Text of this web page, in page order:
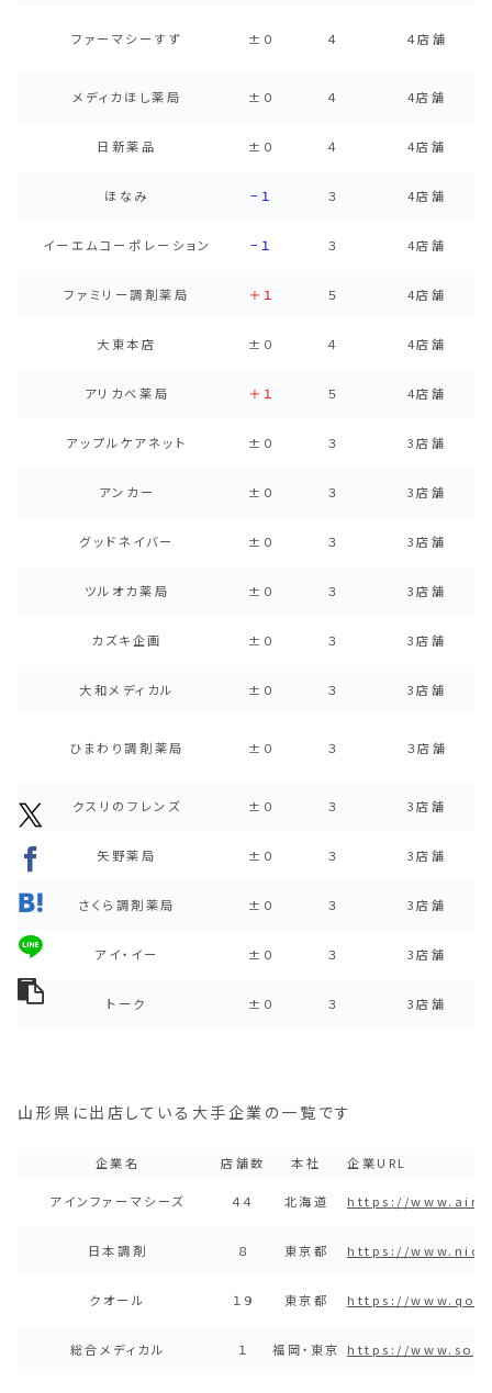
ファーマシーすず ±０ ４ ４店舗
メディカほし薬局 ±０ ４ 4店舗
日新薬品 ±０ ４ 4店舗
ほなみ −１ ３ 4店舗
イーエムコーポレーション −１ ３ 4店舗
ファミリー調剤薬局 ＋１ ５ 4店舗
大東本店 ±０ ４ 4店舗
アリカベ薬局 ＋１ ５ 4店舗
アップルケアネット ±０ ３ 3店舗
アンカー ±０ ３ 3店舗
グッドネイバー ±０ ３ 3店舗
ツルオカ薬局 ±０ ３ 3店舗
カズキ企画 ±０ ３ 3店舗
大和メディカル ±０ ３ 3店舗
ひまわり調剤薬局 ±０ ３ ３店舗
クスリのフレンズ ±０ ３ 3店舗
矢野薬局 ±０ ３ 3店舗
さくら調剤薬局 ±０ ３ 3店舗
アイ・イー ±０ ３ 3店舗
トーク ±０ ３ 3店舗
山形県に出店している大手企業の一覧です
企業名 店舗数 本社 企業URL
アインファーマシーズ ４４ 北海道 https://
日本調剤 ８ 東京都 https://
クオール １９ 東京都 https://
総合メディカル １ 福岡・東京 https://